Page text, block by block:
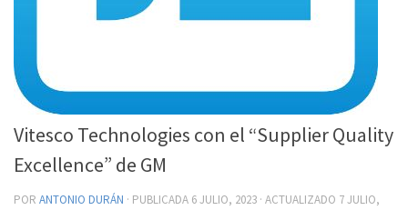
Vitesco Technologies con el “Supplier Quality
Excellence” de GM
POR ANTONIO DURÁN · PUBLICADA 6 JULIO, 2023 · ACTUALIZADO 7 JULIO,